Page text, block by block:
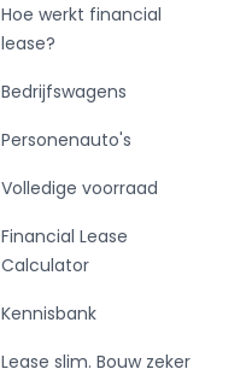
Hoe werkt financial
lease?
Bedrijfswagens
Personenauto's
Volledige voorraad
Financial Lease
Calculator
Kennisbank
Lease slim. Bouw zeker